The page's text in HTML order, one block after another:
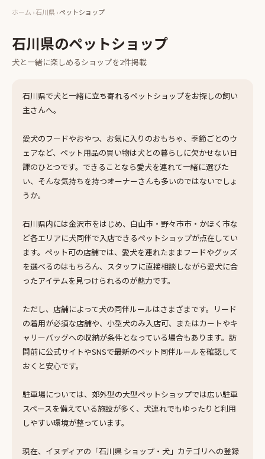
ホーム ›石川県›ペットショップ
石川県のペットショップ
犬と一緒に楽しめるショップを2件掲載
石川県で犬と一緒に立ち寄れるペットショップをお探しの飼い
主さんへ。
愛犬のフードやおやつ、お気に入りのおもちゃ、季節ごとのウ
ェアなど、ペット用品の買い物は犬との暮らしに欠かせない日
課のひとつです。できることなら愛犬を連れて一緒に選びた
い、そんな気持ちを持つオーナーさんも多いのではないでしょ
うか。
石川県内には金沢市をはじめ、白山市・野々市市・かほく市な
ど各エリアに犬同伴で入店できるペットショップが点在してい
ます。ペット可の店舗では、愛犬を連れたままフードやグッズ
を選べるのはもちろん、スタッフに直接相談しながら愛犬に合
ったアイテムを見つけられるのが魅力です。
ただし、店舗によって犬の同伴ルールはさまざまです。リード
の着用が必須な店舗や、小型犬のみ入店可、またはカートやキ
ャリーバッグへの収納が条件となっている場合もあります。訪
問前に公式サイトやSNSで最新のペット同伴ルールを確認して
おくと安心です。
駐車場については、郊外型の大型ペットショップでは広い駐車
スペースを備えている施設が多く、犬連れでもゆったりと利用
しやすい環境が整っています。
現在、イヌディアの「石川県 ショップ・犬」カテゴリへの登録